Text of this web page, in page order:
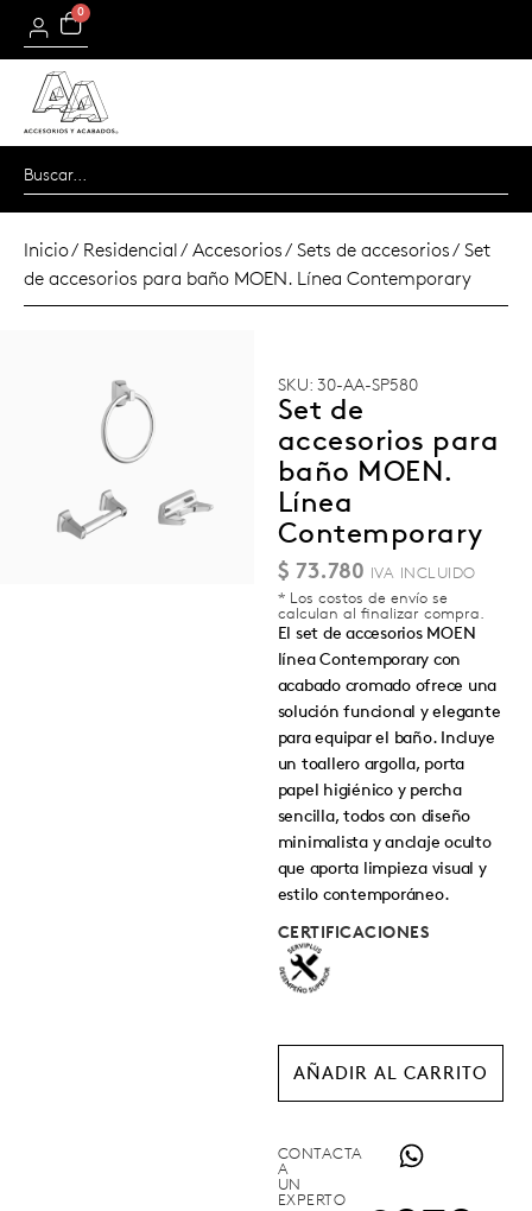
0
Inicio/ Residencial/ Accesorios/ Sets de accesorios/ Set
de accesorios para baño MOEN. Línea Contemporary
SKU: 30-AA-SP580
Set de
accesorios para
baño MOEN.
Línea
Contemporary
$ 73.780
* Los costos de envío se
calculan al finalizar compra.
El set de accesorios MOEN
línea Contemporary con
acabado cromado ofrece una
solución funcional y elegante
para equipar el baño. Incluye
un toallero argolla, porta
papel higiénico y percha
sencilla, todos con diseño
minimalista y anclaje oculto
que aporta limpieza visual y
estilo contemporáneo.
CERTIFICACIONES
AÑADIR AL CARRITO
CONTACTA
A
UN
EXPERTO